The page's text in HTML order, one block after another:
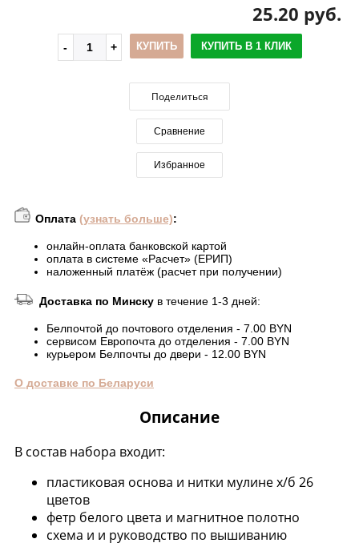
25.20 руб.
КУПИТЬ КУПИТЬ В 1 КЛИК
Поделиться
Сравнение
Избранное
Оплата (узнать больше):
онлайн-оплата банковской картой
оплата в системе «Расчет» (ЕРИП)
наложенный платёж (расчет при получении)
Доставка по Минску в течение 1-3 дней:
Белпочтой до почтового отделения - 7.00 BYN
сервисом Европочта до отделения - 7.00 BYN
курьером Белпочты до двери - 12.00 BYN
О доставке по Беларуси
Описание
В состав набора входит:
пластиковая основа и нитки мулине х/б 26
цветов
фетр белого цвета и магнитное полотно
схема и и руководство по вышиванию